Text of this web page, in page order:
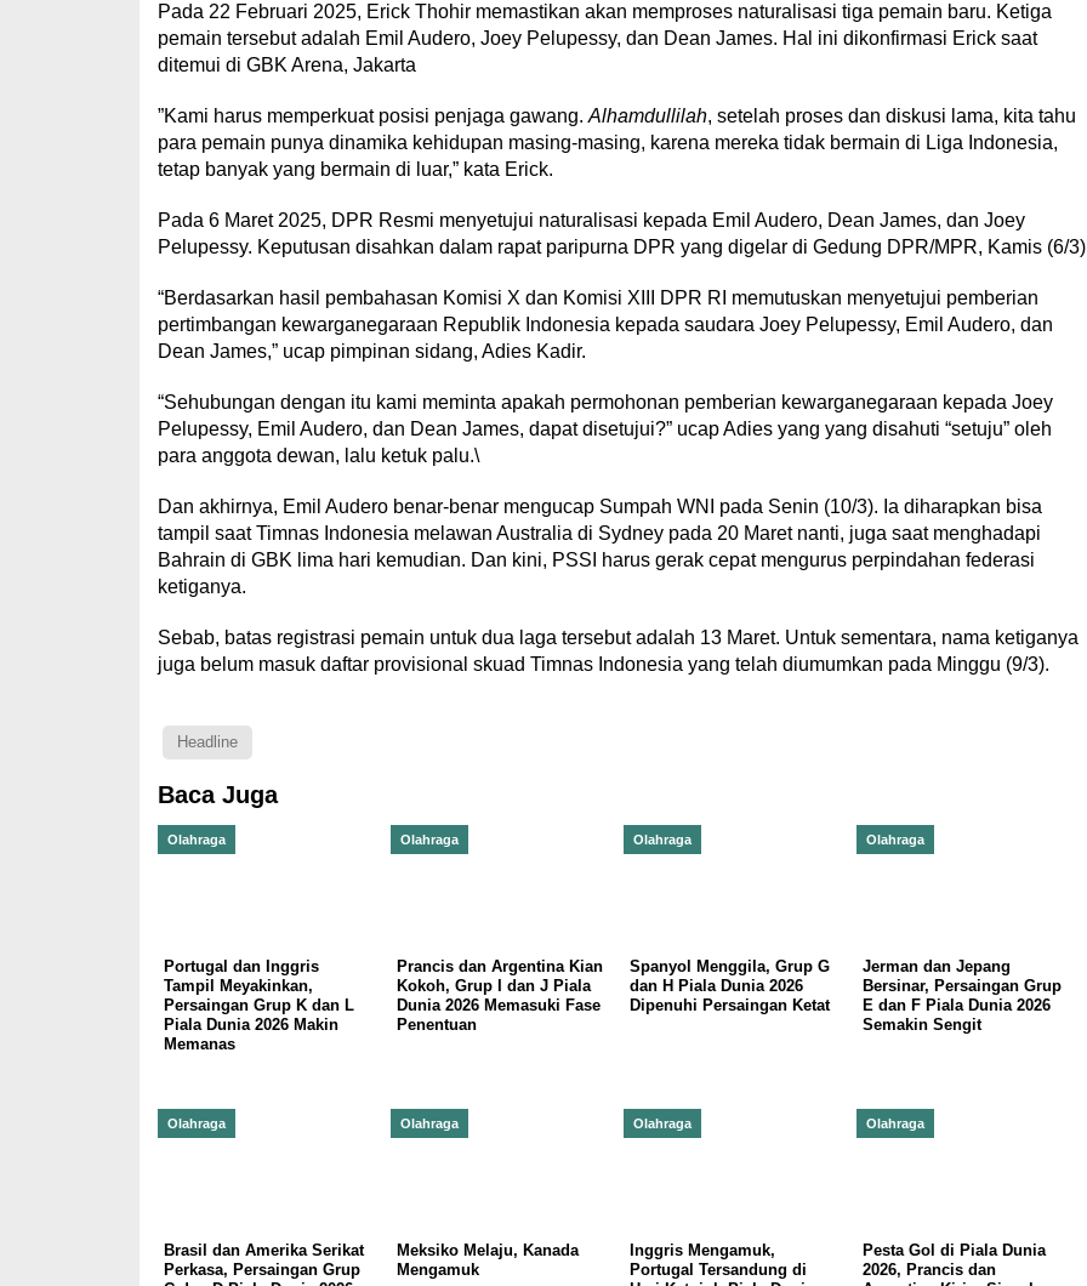
Pada 22 Februari 2025, Erick Thohir memastikan akan memproses naturalisasi tiga pemain baru. Ketiga
pemain tersebut adalah Emil Audero, Joey Pelupessy, dan Dean James. Hal ini dikonfirmasi Erick saat
ditemui di GBK Arena, Jakarta
”Kami harus memperkuat posisi penjaga gawang. Alhamdullilah, setelah proses dan diskusi lama, kita tahu
para pemain punya dinamika kehidupan masing-masing, karena mereka tidak bermain di Liga Indonesia,
tetap banyak yang bermain di luar,” kata Erick.
Pada 6 Maret 2025, DPR Resmi menyetujui naturalisasi kepada Emil Audero, Dean James, dan Joey
Pelupessy. Keputusan disahkan dalam rapat paripurna DPR yang digelar di Gedung DPR/MPR, Kamis (6/
“Berdasarkan hasil pembahasan Komisi X dan Komisi XIII DPR RI memutuskan menyetujui pemberian
pertimbangan kewarganegaraan Republik Indonesia kepada saudara Joey Pelupessy, Emil Audero, dan
Dean James,” ucap pimpinan sidang, Adies Kadir.
“Sehubungan dengan itu kami meminta apakah permohonan pemberian kewarganegaraan kepada Joey
Pelupessy, Emil Audero, dan Dean James, dapat disetujui?” ucap Adies yang yang disahuti “setuju” oleh
para anggota dewan, lalu ketuk palu.\
Dan akhirnya, Emil Audero benar-benar mengucap Sumpah WNI pada Senin (10/3). Ia diharapkan bisa
tampil saat Timnas Indonesia melawan Australia di Sydney pada 20 Maret nanti, juga saat menghadapi
Bahrain di GBK lima hari kemudian. Dan kini, PSSI harus gerak cepat mengurus perpindahan federasi
ketiganya.
Sebab, batas registrasi pemain untuk dua laga tersebut adalah 13 Maret. Untuk sementara, nama ketiganya
juga belum masuk daftar provisional skuad Timnas Indonesia yang telah diumumkan pada Minggu (9/3).
Headline
Baca Juga
Olahraga
Portugal dan Inggris
Tampil Meyakinkan,
Persaingan Grup K dan L
Piala Dunia 2026 Makin
Memanas
Olahraga
Prancis dan Argentina Kian
Kokoh, Grup I dan J Piala
Dunia 2026 Memasuki Fase
Penentuan
Olahraga
Spanyol Menggila, Grup G
dan H Piala Dunia 2026
Dipenuhi Persaingan Ketat
Olahraga
Jerman dan Jepang
Bersinar, Persaingan Grup
E dan F Piala Dunia 2026
Semakin Sengit
Olahraga
Brasil dan Amerika Serikat
Perkasa, Persaingan Grup
Olahraga
Meksiko Melaju, Kanada
Mengamuk
Olahraga
Inggris Mengamuk,
Portugal Tersandung di
Olahraga
Pesta Gol di Piala Dunia
2026, Prancis dan